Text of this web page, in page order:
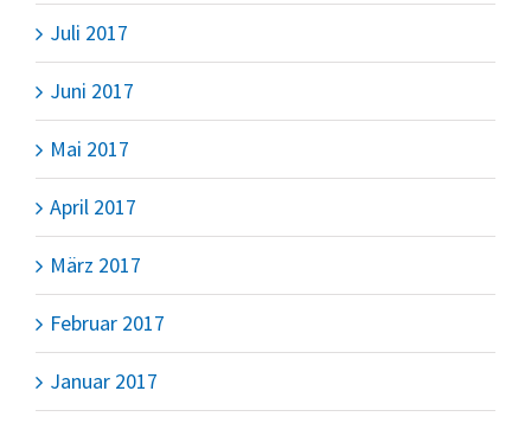
Juli 2017
Juni 2017
Mai 2017
April 2017
März 2017
Februar 2017
Januar 2017